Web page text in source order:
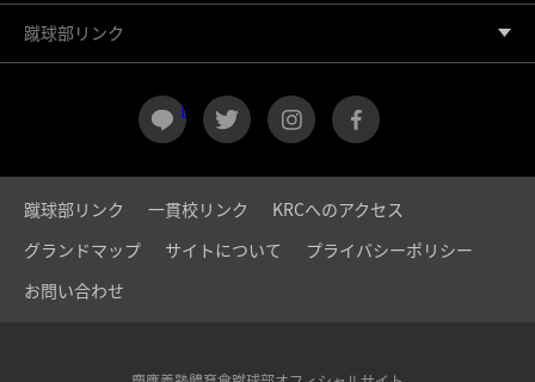
LINE twitter instagram
蹴球部リンク
蹴球部リンク 一貫校リンク
KRCへのアクセス
グランドマップ
サイトについて
プライバシーポリシー
お問い合わせ